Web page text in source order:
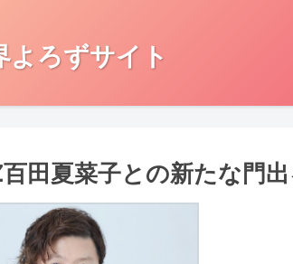
よろずサイト
田夏菜子との新たな門